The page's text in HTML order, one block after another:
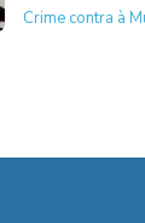
Crime contra à